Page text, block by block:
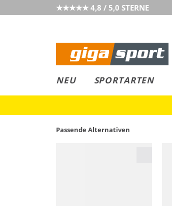
★★★★★ 4,8 / 5,0 STERNE
NEU SPORTARTEN
LEASING
COLLECT
Passende Alternativen